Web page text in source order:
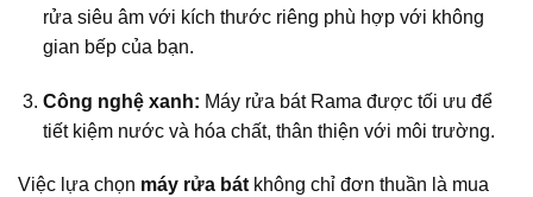
rửa siêu âm với kích thước riêng phù hợp với không
gian bếp của bạn.
Công nghệ xanh: Máy rửa bát Rama được tối ưu để
tiết kiệm nước và hóa chất, thân thiện với môi trường.
Việc lựa chọn máy rửa bát không chỉ đơn thuần là mua